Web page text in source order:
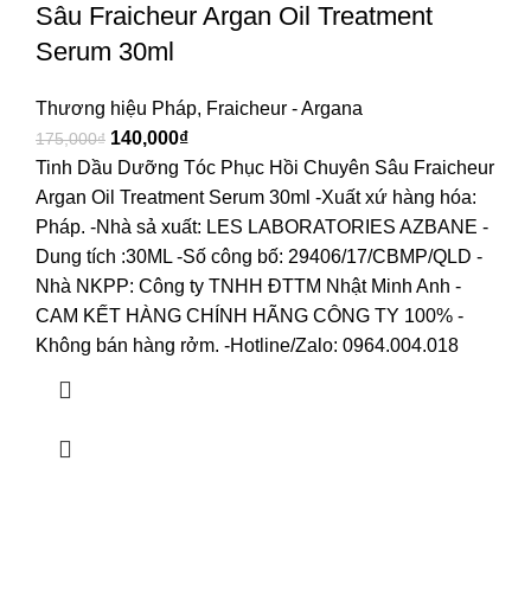
Sâu Fraicheur Argan Oil Treatment
Serum 30ml
Thương hiệu Pháp, Fraicheur - Argana
175,000₫ 140,000₫
Tinh Dầu Dưỡng Tóc Phục Hồi Chuyên Sâu Fraicheur
Argan Oil Treatment Serum 30ml -Xuất xứ hàng hóa:
Pháp. -Nhà sả xuất: LES LABORATORIES AZBANE -
Dung tích :30ML -Số công bố: 29406/17/CBMP/QLD -
Nhà NKPP: Công ty TNHH ĐTTM Nhật Minh Anh -
CAM KẾT HÀNG CHÍNH HÃNG CÔNG TY 100% -
Không bán hàng rởm. -Hotline/Zalo: 0964.004.018